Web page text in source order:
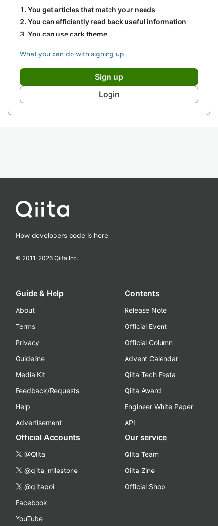
You get articles that match your needs
You can efficiently read back useful information
You can use dark theme
What you can do with signing up
Sign up
Login
How developers code is here.
© 2011-2026 Qiita Inc.
Guide & Help
About
Terms
Privacy
Guideline
Media Kit
Feedback/Requests
Help
Advertisement
Contents
Release Note
Official Event
Official Column
Advent Calendar
Qiita Tech Festa
Qiita Award
Engineer White Paper
API
Official Accounts
@Qiita
@qiita_milestone
@qiitapoi
Facebook
YouTube
Our service
Qiita Team
Qiita Zine
Official Shop